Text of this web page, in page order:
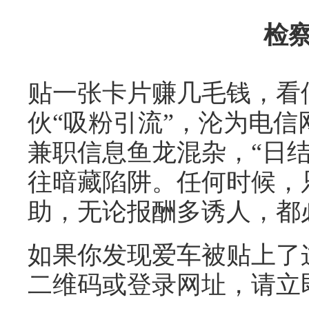
检
贴一张卡片赚几毛钱，
伙“吸粉引流”，沦为电
兼职信息鱼龙混杂，“日
往暗藏陷阱。任何时候
助，无论报酬多诱人，
如果你发现爱车被贴上
二维码或登录网址，请